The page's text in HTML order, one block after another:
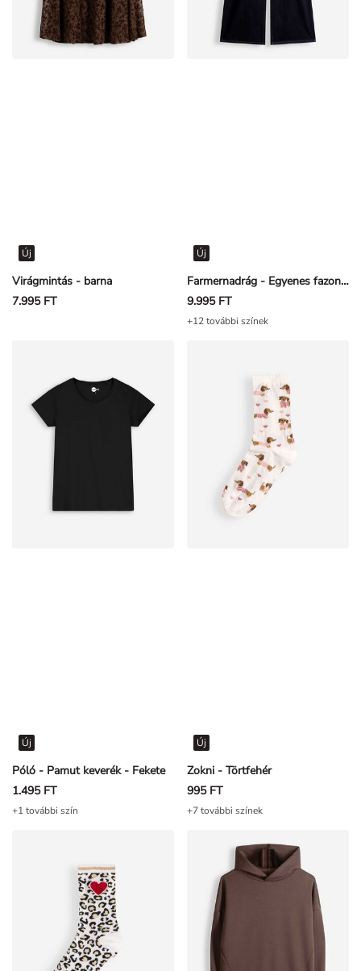
Virágmintás - barna
Új
7.995 FT
Farmernadrág - Egyenes fazon - Sötétkék
Új
9.995 FT
+12 további színek
Póló - Pamut keverék - Fekete
Új
1.495 FT
+1 további szín
Zokni - Törtfehér
Új
995 FT
+7 további színek